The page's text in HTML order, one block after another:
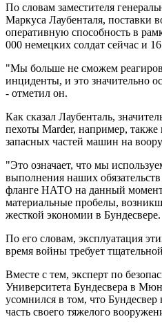
По словам заместителя
Маркуса Лаубенталя, поставки
оперативную способность в
000 немецких солдат сейчас и
"Мы больше не сможем
инциденты, и это значительно
- отметил он.
Как сказал Лаубенталь,
пехоты Marder, например, также
запасных частей машин на
"Это означает, что мы
выполнения наших
фланге НАТО на данный
материальные пробелы,
жесткой экономии в Бундесвере.
По его словам, эксплуатация
время войны требует
Вместе с тем, эксперт по
Университета Бундесвера в
усомнился в том, что
часть своего тяжелого